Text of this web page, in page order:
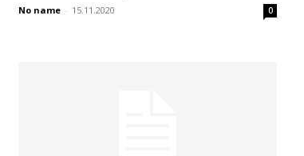
No name - 15.11.2020 0